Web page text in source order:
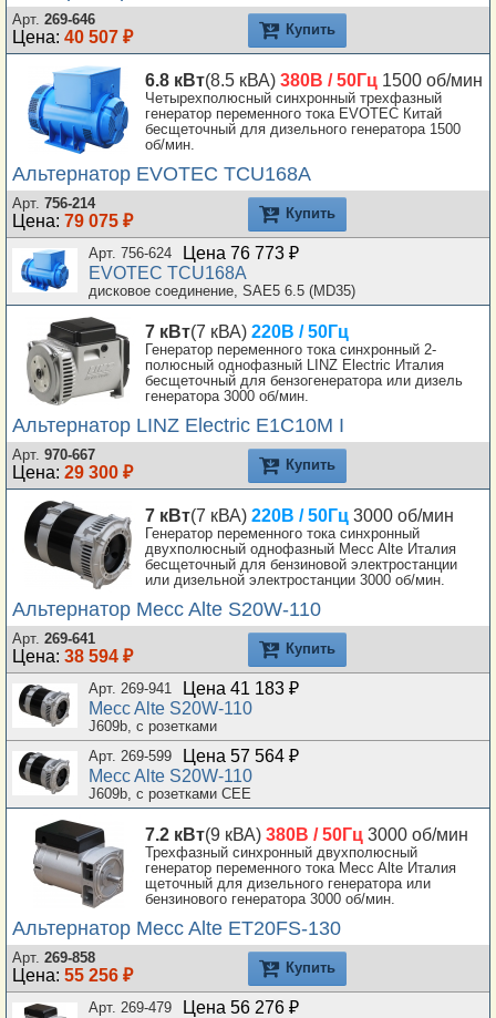
Арт. 269-646
Цена: 40 507 ₽ Купить
6.8 кВт(8.5 кВА) 380В / 50Гц 1500 об/мин
Четырехполюсный синхронный трехфазный
генератор переменного тока EVOTEC Китай
бесщеточный для дизельного генератора 1500
об/мин.
Альтернатор EVOTEC TCU168A
Арт. 756-214
Цена: 79 075 ₽ Купить
Арт. 756-624
Цена 76 773 ₽
EVOTEC TCU168A
дисковое соединение, SAE5 6.5 (MD35)
7 кВт(7 кВА) 220В / 50Гц
Генератор переменного тока синхронный 2-
полюсный однофазный LINZ Electric Италия
бесщеточный для бензогенератора или дизель
генератора 3000 об/мин.
Альтернатор LINZ Electric E1C10M I
Арт. 970-667
Цена: 29 300 ₽ Купить
7 кВт(7 кВА) 220В / 50Гц 3000 об/мин
Генератор переменного тока синхронный
двухполюсный однофазный Mecc Alte Италия
бесщеточный для бензиновой электростанции
или дизельной электростанции 3000 об/мин.
Альтернатор Mecc Alte S20W-110
Арт. 269-641
Цена: 38 594 ₽ Купить
Арт. 269-941
Цена 41 183 ₽
Mecc Alte S20W-110
J609b, с розетками
Арт. 269-599
Цена 57 564 ₽
Mecc Alte S20W-110
J609b, с розетками CEE
7.2 кВт(9 кВА) 380В / 50Гц 3000 об/мин
Трехфазный синхронный двухполюсный
генератор переменного тока Mecc Alte Италия
щеточный для дизельного генератора или
бензинового генератора 3000 об/мин.
Альтернатор Mecc Alte ET20FS-130
Арт. 269-858
Цена: 55 256 ₽ Купить
Арт. 269-479 Цена 56 276 ₽